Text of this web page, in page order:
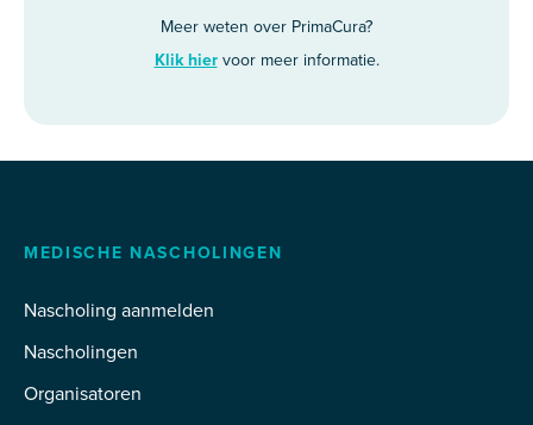
Meer weten over PrimaCura?
Klik hiervoor meer informatie.
MEDISCHE NASCHOLINGEN
Nascholing aanmelden
Nascholingen
Organisatoren